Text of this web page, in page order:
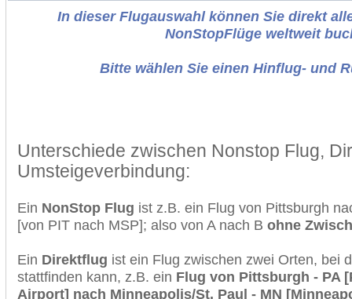
In dieser Flugauswahl können Sie direkt
NonStopFlüge weltweit
Bitte wählen Sie einen Hinflug- und
Unterschiede zwischen Nonstop Flug,
Umsteigeverbindung:
Ein NonStop Flug ist z.B. ein Flug von Pittsburgh
[von PIT nach MSP]; also von A nach B ohne
Ein Direktflug ist ein Flug zwischen zwei Orten, bei
stattfinden kann, z.B. ein Flug von Pittsburgh - PA
Airport] nach Minneapolis/St. Paul - MN